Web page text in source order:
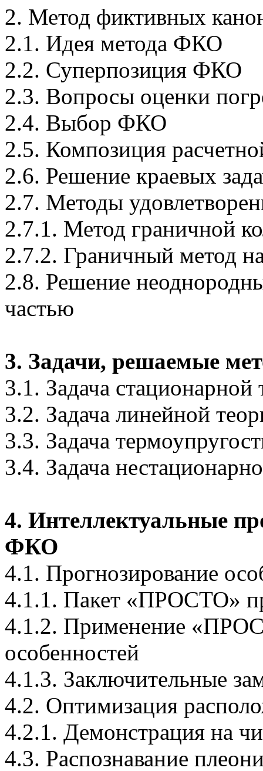
2. Метод фиктивных
2.1. Идея метода ФКО
2.2. Суперпозиция ФКО
2.3. Вопросы оценки
2.4. Выбор ФКО
2.5. Композиция
2.6. Решение краевых
2.7. Методы
2.7.1. Метод граничной
2.7.2. Граничный метод
2.8. Решение
частью
3. Задачи, решаемые
3.1. Задача стационарной
3.2. Задача линейной
3.3. Задача
3.4. Задача
4. Интеллектуальные
ФКО
4.1. Прогнозирование
4.1.1. Пакет «ПРОСТО»
4.1.2. Применение
особенностей
4.1.3. Заключительные
4.2. Оптимизация
4.2.1. Демонстрация на
4.3. Распознавание